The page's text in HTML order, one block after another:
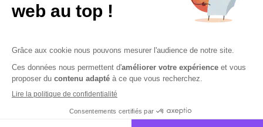
Contactez-nous Mentions légales
Plan du site
Sécurisation des données
Conditions Générales de Vente et d’Utilisation
Copyright © 2026 Cobham Solutions | Logiciel de conformité et